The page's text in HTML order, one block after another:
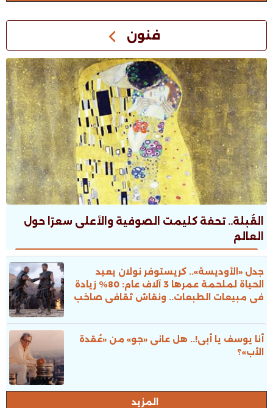
فنون
القُبلة.. تحفة كليمت الصوفية والأعلى سعرًا حول
العالم
جدل «الأوديسة».. كريستوفر نولان يعيد
الحياة لملحمة عمرها 3 آلاف عام: 80% زيادة
فى مبيعات الطبعات.. ونقاش ثقافى صاخب
أنا يوسف يا أبى!.. هل عانى «جو» من «عُقدة
الأب»؟
المزيد